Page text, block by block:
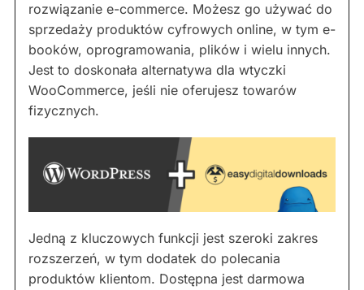
rozwiązanie e-commerce. Możesz go używać do
sprzedaży produktów cyfrowych online, w tym e-
booków, oprogramowania, plików i wielu innych.
Jest to doskonała alternatywa dla wtyczki
WooCommerce, jeśli nie oferujesz towarów
fizycznych.
Jedną z kluczowych funkcji jest szeroki zakres
rozszerzeń, w tym dodatek do polecania
produktów klientom. Dostępna jest darmowa